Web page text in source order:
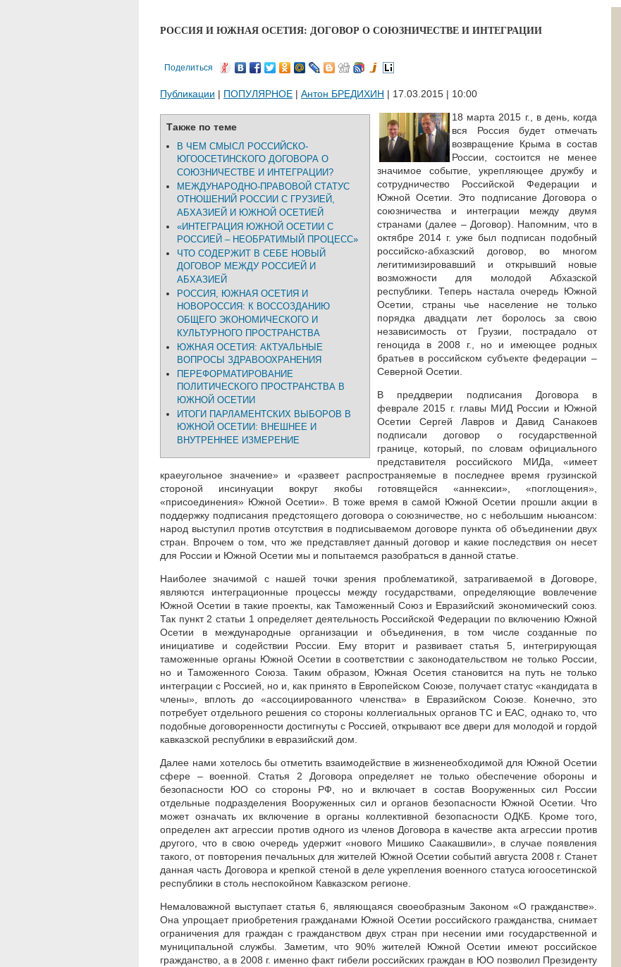
РОССИЯ И ЮЖНАЯ ОСЕТИЯ: ДОГОВОР О СОЮЗНИЧЕСТВЕ И ИНТЕГРАЦИИ
Поделиться
Публикации | ПОПУЛЯРНОЕ | Антон БРЕДИХИН | 17.03.2015 | 10:00
Также по теме
В ЧЕМ СМЫСЛ РОССИЙСКО-
ЮГООСЕТИНСКОГО ДОГОВОРА О
СОЮЗНИЧЕСТВЕ И ИНТЕГРАЦИИ?
МЕЖДУНАРОДНО-ПРАВОВОЙ СТАТУС
ОТНОШЕНИЙ РОССИИ С ГРУЗИЕЙ,
АБХАЗИЕЙ И ЮЖНОЙ ОСЕТИЕЙ
«ИНТЕГРАЦИЯ ЮЖНОЙ ОСЕТИИ С
РОССИЕЙ – НЕОБРАТИМЫЙ ПРОЦЕСС»
ЧТО СОДЕРЖИТ В СЕБЕ НОВЫЙ
ДОГОВОР МЕЖДУ РОССИЕЙ И
АБХАЗИЕЙ
РОССИЯ, ЮЖНАЯ ОСЕТИЯ И
НОВОРОССИЯ: К ВОССОЗДАНИЮ
ОБЩЕГО ЭКОНОМИЧЕСКОГО И
КУЛЬТУРНОГО ПРОСТРАНСТВА
ЮЖНАЯ ОСЕТИЯ: АКТУАЛЬНЫЕ
ВОПРОСЫ ЗДРАВООХРАНЕНИЯ
ПЕРЕФОРМАТИРОВАНИЕ
ПОЛИТИЧЕСКОГО ПРОСТРАНСТВА В
ЮЖНОЙ ОСЕТИИ
ИТОГИ ПАРЛАМЕНТСКИХ ВЫБОРОВ В
ЮЖНОЙ ОСЕТИИ: ВНЕШНЕЕ И
ВНУТРЕННЕЕ ИЗМЕРЕНИЕ
18 марта 2015 г., в день, когда
вся Россия будет отмечать
возвращение Крыма в состав
России, состоится не менее
значимое событие, укрепляющее дружбу и
сотрудничество Российской Федерации и
Южной Осетии. Это подписание Договора о
союзничества и интеграции между двумя
странами (далее – Договор). Напомним, что в
октябре 2014 г. уже был подписан подобный
российско-абхазский договор, во многом
легитимизировавший и открывший новые
возможности для молодой Абхазской
республики. Теперь настала очередь Южной
Осетии, страны чье население не только
порядка двадцати лет боролось за свою
независимость от Грузии, пострадало от
геноцида в 2008 г., но и имеющее родных
братьев в российском субъекте федерации –
Северной Осетии.
В преддверии подписания Договора в
феврале 2015 г. главы МИД России и Южной
Осетии Сергей Лавров и Давид Санакоев
подписали договор о государственной
границе, который, по словам официального
представителя российского МИДа, «имеет
краеугольное значение» и «развеет распространяемые в последнее время грузинской
стороной инсинуации вокруг якобы готовящейся «аннексии», «поглощения»,
«присоединения» Южной Осетии». В тоже время в самой Южной Осетии прошли акции в
поддержку подписания предстоящего договора о союзничестве, но с небольшим ньюансом:
народ выступил против отсутствия в подписываемом договоре пункта об объединении двух
стран. Впрочем о том, что же представляет данный договор и какие последствия он несет
для России и Южной Осетии мы и попытаемся разобраться в данной статье.
Наиболее значимой с нашей точки зрения проблематикой, затрагиваемой в Договоре,
являются интеграционные процессы между государствами, определяющие вовлечение
Южной Осетии в такие проекты, как Таможенный Союз и Евразийский экономический союз.
Так пункт 2 статьи 1 определяет деятельность Российской Федерации по включению Южной
Осетии в международные организации и объединения, в том числе созданные по
инициативе и содействии России. Ему вторит и развивает статья 5, интегрирующая
таможенные органы Южной Осетии в соответствии с законодательством не только России,
но и Таможенного Союза. Таким образом, Южная Осетия становится на путь не только
интеграции с Россией, но и, как принято в Европейском Союзе, получает статус «кандидата в
члены», вплоть до «ассоциированного членства» в Евразийском Союзе. Конечно, это
потребует отдельного решения со стороны коллегиальных органов ТС и ЕАС, однако то, что
подобные договоренности достигнуты с Россией, открывают все двери для молодой и гордой
кавказской республики в евразийский дом.
Далее нами хотелось бы отметить взаимодействие в жизненеобходимой для Южной Осетии
сфере – военной. Статья 2 Договора определяет не только обеспечение обороны и
безопасности ЮО со стороны РФ, но и включает в состав Вооруженных сил России
отдельные подразделения Вооруженных сил и органов безопасности Южной Осетии. Что
может означать их включение в органы коллективной безопасности ОДКБ. Кроме того,
определен акт агрессии против одного из членов Договора в качестве акта агрессии против
другого, что в свою очередь удержит «нового Мишико Саакашвили», в случае появления
такого, от повторения печальных для жителей Южной Осетии событий августа 2008 г. Станет
данная часть Договора и крепкой стеной в деле укрепления военного статуса югоосетинской
республики в столь неспокойном Кавказском регионе.
Немаловажной выступает статья 6, являющаяся своеобразным Законом «О гражданстве».
Она упрощает приобретения гражданами Южной Осетии российского гражданства, снимает
ограничения для граждан с гражданством двух стран при несении ими государственной и
муниципальной службы. Заметим, что 90% жителей Южной Осетии имеют российское
гражданство, а в 2008 г. именно факт гибели российских граждан в ЮО позволил Президенту